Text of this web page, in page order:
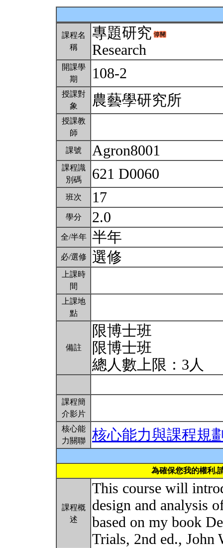
課程名
稱
專題研究
Research
開課學
期
108-2
授課對
象
農藝學研究所
授課教
師
課號 Agron8001
課程識
別碼
621 D0060
班次 17
學分 2.0
全/半年 半年
必/選修 選修
上課時
間
上課地
點
備註
限博士班
限博士班
總人數上限：3人
課程簡
介影片
核心能
力關聯
核心能力與課程規
為確保您我的權利,
課程概
述
This course will
design and analysis
based on my book
Trials, 2nd ed., John